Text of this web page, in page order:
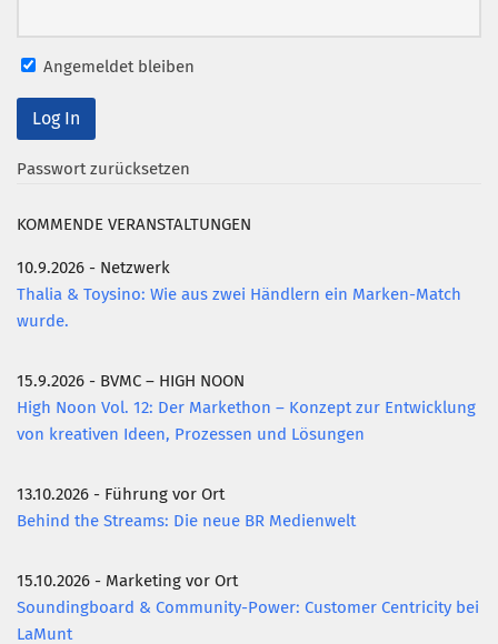
Angemeldet bleiben
Passwort zurücksetzen
KOMMENDE VERANSTALTUNGEN
10.9.2026 - Netzwerk
Thalia & Toysino: Wie aus zwei Händlern ein Marken-Match
wurde.
15.9.2026 - BVMC – HIGH NOON
High Noon Vol. 12: Der Markethon – Konzept zur Entwicklung
von kreativen Ideen, Prozessen und Lösungen
13.10.2026 - Führung vor Ort
Behind the Streams: Die neue BR Medienwelt
15.10.2026 - Marketing vor Ort
Soundingboard & Community-Power: Customer Centricity bei
LaMunt